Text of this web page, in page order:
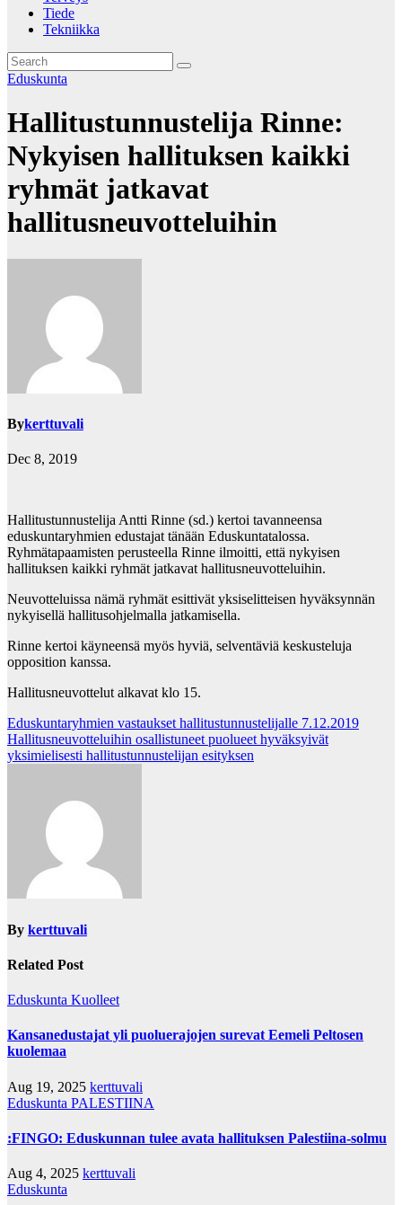
Tiede
Tekniikka
Eduskunta
Hallitustunnustelija Rinne:
Nykyisen hallituksen kaikki
ryhmät jatkavat
hallitusneuvotteluihin
Bykerttuvali
Dec 8, 2019
Hallitustunnustelija Antti Rinne (sd.) kertoi tavanneensa
eduskuntaryhmien edustajat tänään Eduskuntatalossa.
Ryhmätapaamisten perusteella Rinne ilmoitti, että nykyisen
hallituksen kaikki ryhmät jatkavat hallitusneuvotteluihin.
Neuvotteluissa nämä ryhmät esittivät yksiselitteisen hyväksynnän
nykyisellä hallitusohjelmalla jatkamisella.
Rinne kertoi käyneensä myös hyviä, selventäviä keskusteluja
opposition kanssa.
Hallitusneuvottelut alkavat klo 15.
Post
navigation
Eduskuntaryhmien vastaukset hallitustunnustelijalle 7.12.2019
Hallitusneuvotteluihin osallistuneet puolueet hyväksyivät
yksimielisesti hallitustunnustelijan esityksen
By kerttuvali
Related Post
Eduskunta Kuolleet
Kansanedustajat yli puoluerajojen surevat Eemeli Peltosen
kuolemaa
Aug 19, 2025 kerttuvali
Eduskunta PALESTIINA
:FINGO: Eduskunnan tulee avata hallituksen Palestiina-solmu
Aug 4, 2025 kerttuvali
Eduskunta